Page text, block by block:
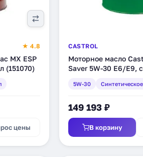
★ 4.8
MX ESP
(151070)
цены
CASTROL
Моторное масло
Saver 5W-30 E6/E9,
5W-30 Синтетическое
149 193 ₽
В корзину